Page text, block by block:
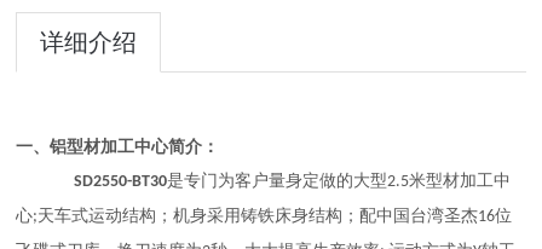
详细介绍
一、铝型材加工中心简介：
SD2550-BT30是专门为客户量身定做的大型2.5米型材加工中
心;天车式运动结构；机身采用铸铁床身结构 ； 配中国台湾圣杰16位